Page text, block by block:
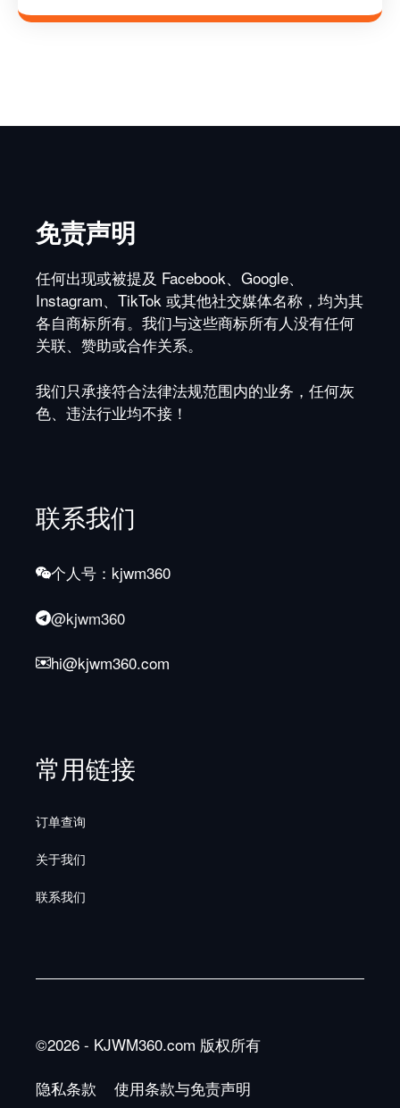
免责声明
任何出现或被提及 Facebook、Google、
Instagram、TikTok 或其他社交媒体名称，均为其
各自商标所有。我们与这些商标所有人没有任何
关联、赞助或合作关系。
我们只承接符合法律法规范围内的业务，任何灰
色、违法行业均不接！
联系我们
个人号：kjwm360
@kjwm360
hi@kjwm360.com
常用链接
订单查询
关于我们
联系我们
©2026 - KJWM360.com 版权所有
隐私条款 使用条款与免责声明